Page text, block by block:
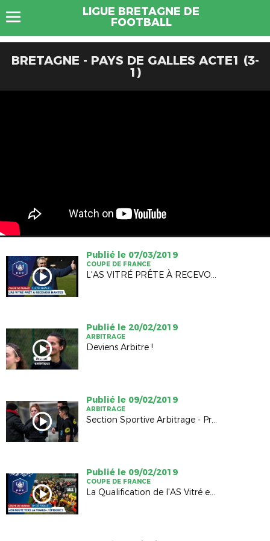
LIGUE BRETAGNE DE
FOOTBALL
BRETAGNE - PAYS DE GALLES ACTE1 (3-
1)
Publié le 07/03/2019
COUPE DE FRANCE
L'AS VITRÉ PRÊTE À RECEVOIR LE FC NANTES
Publié le 20/02/2019
ARBITRAGE
Deviens Arbitre !
Publié le 09/02/2019
ARBITRAGE
Section Sportive Arbitrage - Présentation
Publié le 09/02/2019
COUPE DE FRANCE
La Qualification de l'AS Vitré en inside !